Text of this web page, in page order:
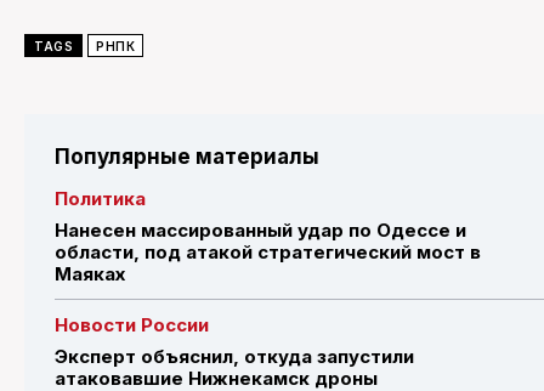
TAGS РНПК
Популярные материалы
Политика
Нанесен массированный удар по Одессе и
области, под атакой стратегический мост в
Маяках
Новости России
Эксперт объяснил, откуда запустили
атаковавшие Нижнекамск дроны